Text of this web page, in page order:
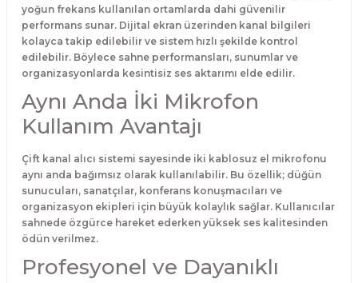
yoğun frekans kullanılan ortamlarda dahi güvenilir
performans sunar. Dijital ekran üzerinden kanal bilgileri
kolayca takip edilebilir ve sistem hızlı şekilde kontrol
edilebilir. Böylece sahne performansları, sunumlar ve
organizasyonlarda kesintisiz ses aktarımı elde edilir.
Aynı Anda İki Mikrofon
Kullanım Avantajı
Çift kanal alıcı sistemi sayesinde iki kablosuz el mikrofonu
aynı anda bağımsız olarak kullanılabilir. Bu özellik; düğün
sunucuları, sanatçılar, konferans konuşmacıları ve
organizasyon ekipleri için büyük kolaylık sağlar. Kullanıcılar
sahnede özgürce hareket ederken yüksek ses kalitesinden
ödün verilmez.
Profesyonel ve Dayanıklı